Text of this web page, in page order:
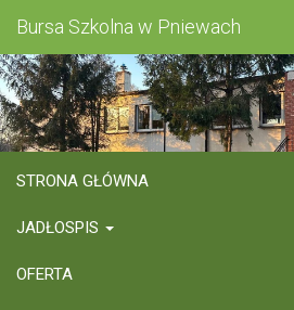
Bursa Szkolna w Pniewach
STRONA GŁÓWNA
JADŁOSPIS
OFERTA